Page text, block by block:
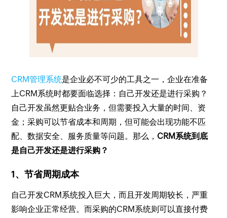
CRM管理系统是企业必不可少的工具之一，企业在准备
上CRM系统时都要面临选择：自己开发还是进行采购？
自己开发虽然更贴合业务，但需要投入大量的时间、资
金；采购可以节省成本和周期，但可能会出现功能不匹
配、数据安全、服务质量等问题。那么， CRM系统到底
是自己开发还是进行采购？
1、节省周期成本
自己开发CRM系统投入巨大，而且开发周期较长，严重
影响企业正常经营。而采购的CRM系统则可以直接付费